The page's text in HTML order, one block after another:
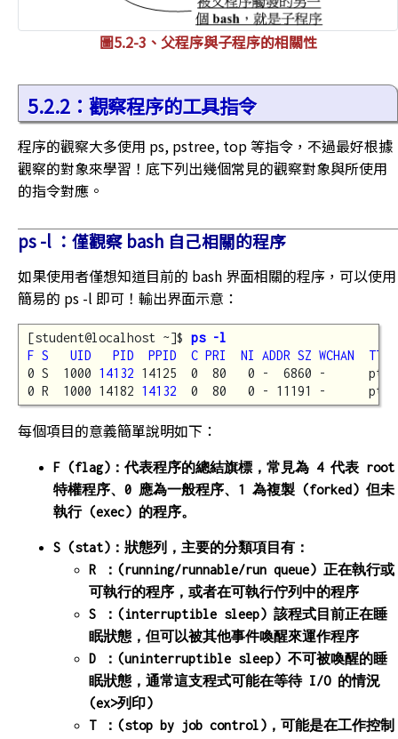
圖5.2-3、父程序與子程序的相關性
5.2.2：觀察程序的工具指令
程序的觀察大多使用 ps, pstree, top 等指令，不過最好根據
觀察的對象來學習！底下列出幾個常見的觀察對象與所使用
的指令對應。
ps -l ：僅觀察 bash 自己相關的程序
如果使用者僅想知道目前的 bash 界面相關的程序，可以使用
簡易的 ps -l 即可！輸出界面示意：
[student@localhost ~]$ ps -l
F S   UID   PID  PPID  C PRI  NI ADDR SZ WCHAN
0 S  1000 14132 14125  0  80   0 -  6860 -      pts/
0 R  1000 14182 14132
每個項目的意義簡單說明如下：
F (flag)：代表程序的總結旗標，常見為 4 代表 root
特權程序、0 應為一般程序、1 為複製 (forked) 但未
執行 (exec) 的程序。
S (stat)：狀態列，主要的分類項目有：
R ：(running/runnable/run queue) 正在執行或
可執行的程序，或者在可執行佇列中的程序
S ：(interruptible sleep) 該程式目前正在睡
眠狀態，但可以被其他事件喚醒來運作程序
D ：(uninterruptible sleep) 不可被喚醒的睡
眠狀態，通常這支程式可能在等待 I/O 的情況
(ex>列印)
T ：(stop by job control)，可能是在工作控制